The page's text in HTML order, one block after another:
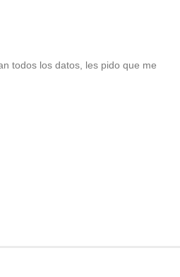
todos los datos, les pido que me